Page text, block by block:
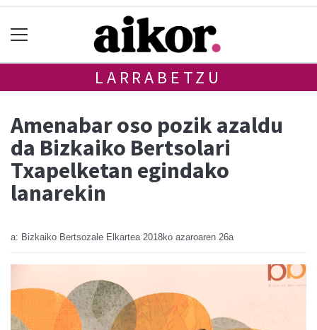
LARRABETZU
Amenabar oso pozik azaldu
da Bizkaiko Bertsolari
Txapelketan egindako
lanarekin
a: Bizkaiko Bertsozale Elkartea 2018ko azaroaren 26a